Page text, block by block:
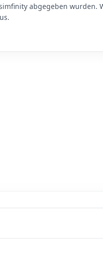
abgegeben wurden.